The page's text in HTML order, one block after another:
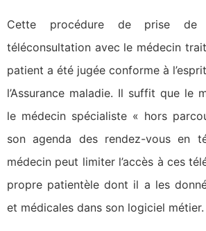
Cette procédure de prise de
téléconsultation avec le médecin
patient a été jugée conforme à
l’Assurance maladie. Il suffit que le
le médecin spécialiste « hors
son agenda des rendez-vous en
médecin peut limiter l’accès à ces
propre patientèle dont il a les
et médicales dans son logiciel métier.